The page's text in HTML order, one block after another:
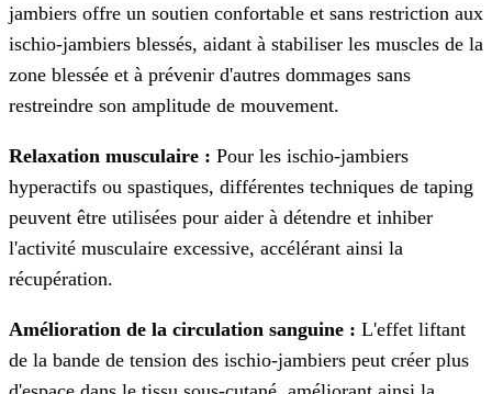
jambiers offre un soutien confortable et sans restriction aux
ischio-jambiers blessés, aidant à stabiliser les muscles de la
zone blessée et à prévenir d'autres dommages sans
restreindre son amplitude de mouvement.
Relaxation musculaire : Pour les ischio-jambiers
hyperactifs ou spastiques, différentes techniques de taping
peuvent être utilisées pour aider à détendre et inhiber
l'activité musculaire excessive, accélérant ainsi la
récupération.
Amélioration de la circulation sanguine : L'effet liftant
de la bande de tension des ischio-jambiers peut créer plus